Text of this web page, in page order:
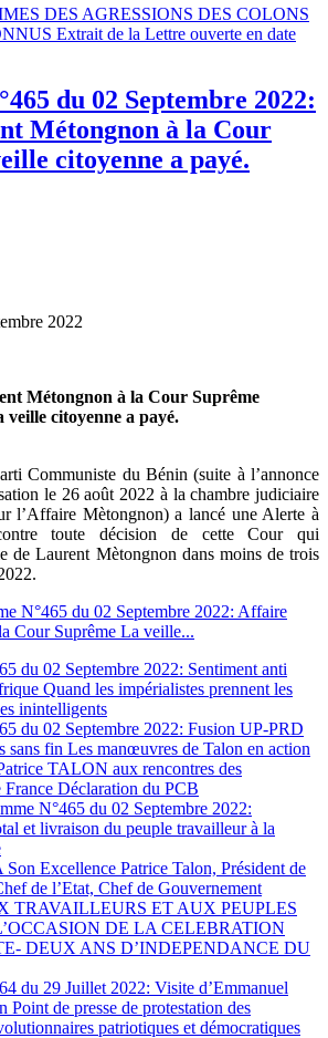
DES AGRESSIONS DES COLONS
Extrait de la Lettre ouverte en date
du 02 Septembre 2022:
Métongnon à la Cour
citoyenne a payé.
2022
Métongnon à la Cour Suprême
veille citoyenne a payé.
Communiste du Bénin (suite à l’annonce
le 26 août 2022 à la chambre judiciaire
l’Affaire Mètongnon) a lancé une Alerte à
toute décision de cette Cour qui
de Laurent Mètongnon dans moins de trois
N°465 du 02 Septembre 2022: Affaire
Cour Suprême La veille...
du 02 Septembre 2022: Sentiment anti
Quand les impérialistes prennent les
inintelligents
du 02 Septembre 2022: Fusion UP-PRD
sans fin Les manœuvres de Talon en action
TALON aux rencontres des
France Déclaration du PCB
N°465 du 02 Septembre 2022:
et livraison du peuple travailleur à la
Excellence Patrice Talon, Président de
de l’Etat, Chef de Gouvernement
TRAVAILLEURS ET AUX PEUPLES
DE LA CELEBRATION
DEUX ANS D’INDEPENDANCE DU
du 29 Juillet 2022: Visite d’Emmanuel
Point de presse de protestation des
patriotiques et démocratiques